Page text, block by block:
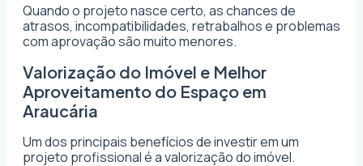
Quando o projeto nasce certo, as chances de
atrasos, incompatibilidades, retrabalhos e problemas
com aprovação são muito menores.
Valorização do Imóvel e Melhor
Aproveitamento do Espaço em
Araucária
Um dos principais benefícios de investir em um
projeto profissional é a valorização do imóvel.